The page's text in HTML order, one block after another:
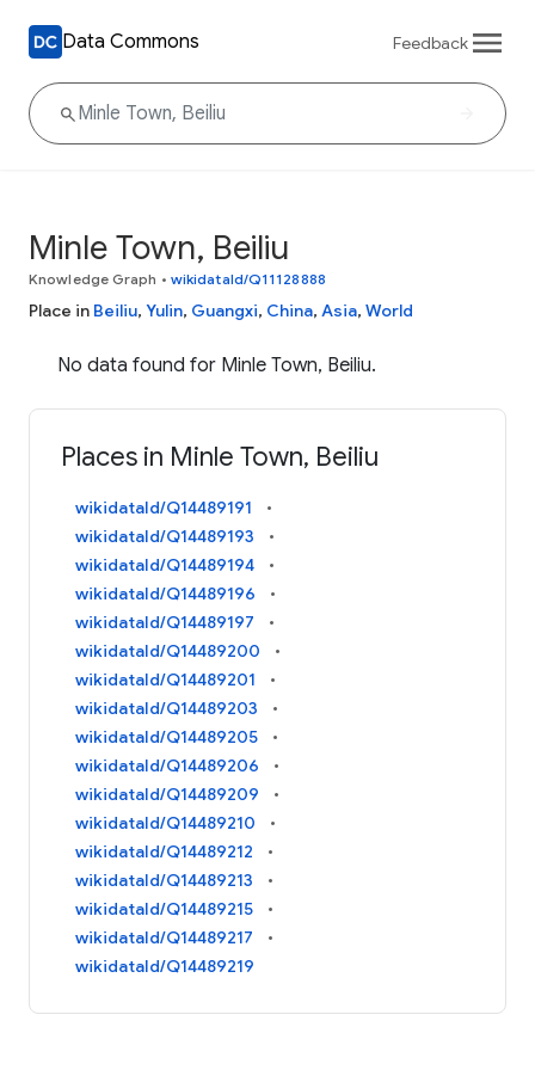
Data Commons Feedback
Minle Town, Beiliu
Knowledge Graph • wikidataId/Q11128888
Place in Beiliu, Yulin, Guangxi, China, Asia, World
No data found for Minle Town, Beiliu.
Places in Minle Town, Beiliu
wikidataId/Q14489191
wikidataId/Q14489193
wikidataId/Q14489194
wikidataId/Q14489196
wikidataId/Q14489197
wikidataId/Q14489200
wikidataId/Q14489201
wikidataId/Q14489203
wikidataId/Q14489205
wikidataId/Q14489206
wikidataId/Q14489209
wikidataId/Q14489210
wikidataId/Q14489212
wikidataId/Q14489213
wikidataId/Q14489215
wikidataId/Q14489217
wikidataId/Q14489219